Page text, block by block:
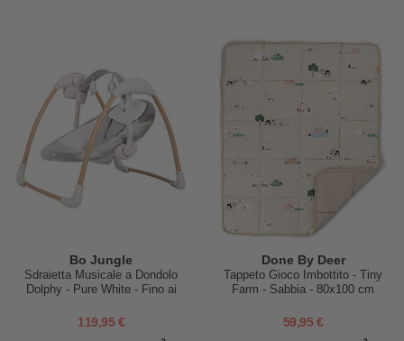
Bo Jungle
Sdraietta Musicale a Dondolo
Dolphy - Pure White - Fino ai
119,95 €
Done By Deer
Tappeto Gioco Imbottito - Tiny
Farm - Sabbia - 80x100 cm
59,95 €